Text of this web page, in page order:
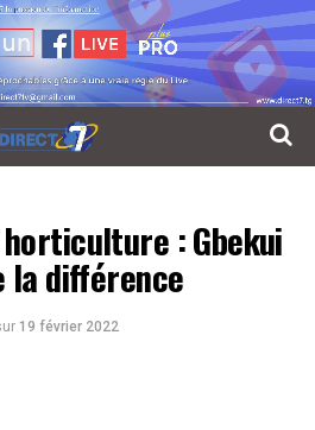
: Gbekui
la différence
19 février 2022